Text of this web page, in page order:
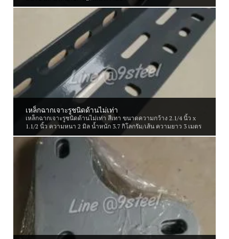
เหล็กฉากเจาะรูชนิดด้านไม่เท่า
เหล็กฉากเจาะรูชนิดด้านไม่เท่า สีเทา ขนาดความกว้าง 2.1/4 นิ้ว x
1.1/2 นิ้ว ความหนา 2 มิล น้ำหนัก 3.7 กิโลกรัม/เส้น ความยาว 3 เมตร